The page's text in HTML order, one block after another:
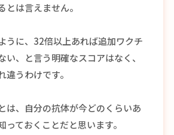
とは言えません。
うに、32倍以上あれば追加ワクチ
い、と言う明確なスコアはなく、
うわけです。
は、自分の抗体が今どのくらいあ
っておくことだと思います。